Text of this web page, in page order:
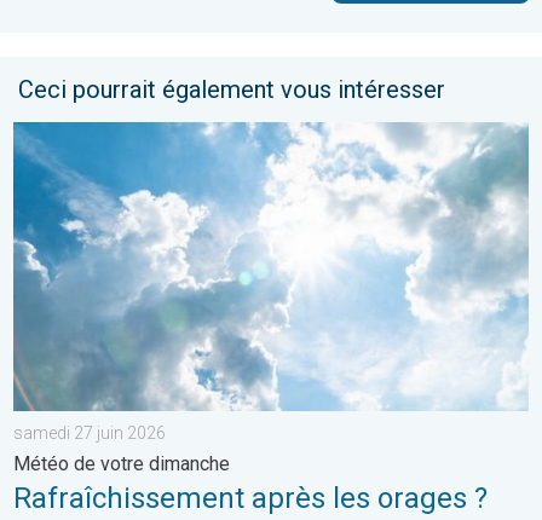
Ceci pourrait également vous intéresser
Rafraîchissement après les orages ?. Météo de votre
samedi 27 juin 2026
Météo de votre dimanche
Rafraîchissement après les orages ?